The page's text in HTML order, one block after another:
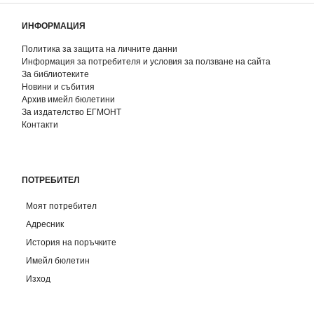
ИНФОРМАЦИЯ
Политика за защита на личните данни
Информация за потребителя и условия за ползване на сайта
За библиотеките
Новини и събития
Архив имейл бюлетини
За издателство ЕГМОНТ
Контакти
ПОТРЕБИТЕЛ
Моят потребител
Адресник
История на поръчките
Имейл бюлетин
Изход